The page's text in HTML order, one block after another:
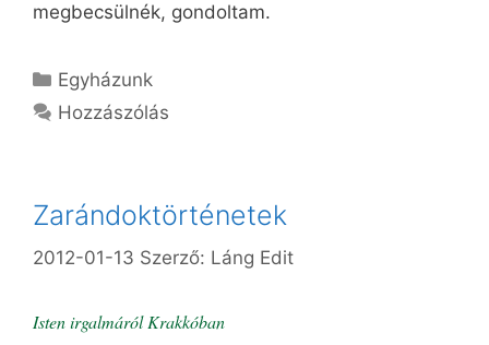
megbecsülnék, gondoltam.
Kategória
Egyházunk
Hozzászólás
Zarándoktörténetek
2012-01-13 Szerző: Láng Edit
Isten irgalmáról Krakkóban